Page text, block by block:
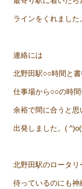
ラインをくれました
連絡には
北野田駅○○時間と
仕事場から○○の時
余裕で間に合うと思
出発しました。(
北野田駅のロータ
待っているのにも